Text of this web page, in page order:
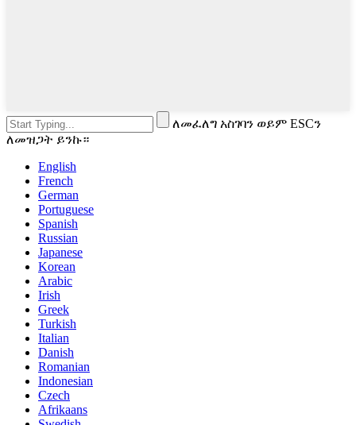
ለመፈለግ አስገባን ወይም ESCን
ለመዝጋት ይንኩ።
English
French
German
Portuguese
Spanish
Russian
Japanese
Korean
Arabic
Irish
Greek
Turkish
Italian
Danish
Romanian
Indonesian
Czech
Afrikaans